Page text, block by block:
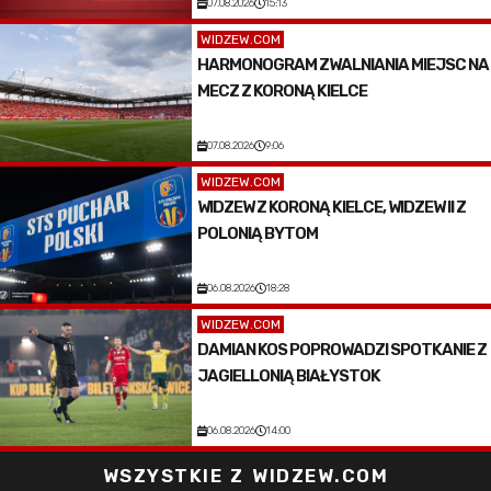
07.08.2026 15:13
WIDZEW.COM
HARMONOGRAM ZWALNIANIA MIEJSC NA
MECZ Z KORONĄ KIELCE
07.08.2026 9:06
WIDZEW.COM
WIDZEW Z KORONĄ KIELCE, WIDZEW II Z
POLONIĄ BYTOM
06.08.2026 18:28
WIDZEW.COM
DAMIAN KOS POPROWADZI SPOTKANIE Z
JAGIELLONIĄ BIAŁYSTOK
06.08.2026 14:00
WSZYSTKIE Z WIDZEW.COM